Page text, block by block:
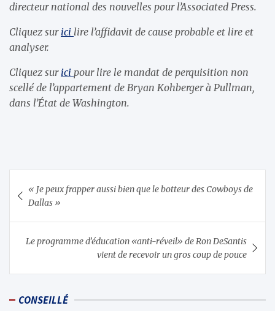
directeur national des nouvelles pour l’Associated Press.
Cliquez sur ici lire l’affidavit de cause probable et lire et
analyser.
Cliquez sur ici pour lire le mandat de perquisition non
scellé de l’appartement de Bryan Kohberger à Pullman,
dans l’État de Washington.
de
l’article
« Je peux frapper aussi bien que le botteur des Cowboys de
Dallas »
Le programme d’éducation «anti-réveil» de Ron DeSantis
vient de recevoir un gros coup de pouce
CONSEILLÉ